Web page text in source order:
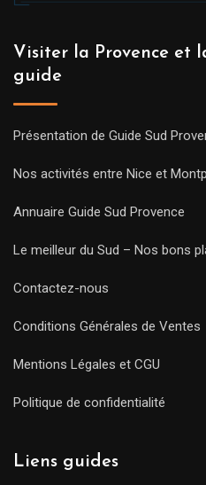
Visiter la Provence et
guide
Présentation de Guide Sud
Nos activités entre Nice et
Annuaire Guide Sud Provence
Le meilleur du Sud – Nos bons
Contactez-nous
Conditions Générales de Ventes
Mentions Légales et CGU
Politique de confidentialité
Liens guides